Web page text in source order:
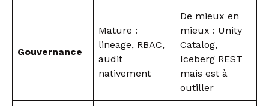
Gouvernance
Mature :
lineage, RBAC,
audit
nativement
De mieux en
mieux : Unity
Catalog,
Iceberg REST
mais est à
outiller